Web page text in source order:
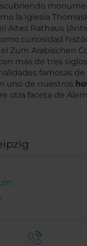
la Iglesia
Altes Rathaus
curiosidad
Zum Arabischen
más de tres
famosas de
uno de nuestros
otra faceta de